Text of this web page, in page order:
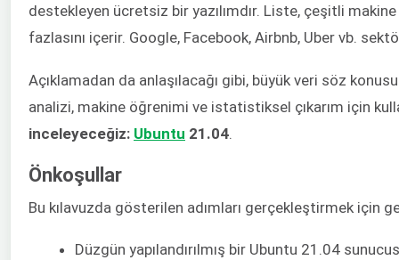
destekleyen ücretsiz bir yazılımdır. Liste, çeşitli
fazlasını içerir. Google, Facebook, Airbnb, Uber vb.
Açıklamadan da anlaşılacağı gibi, büyük veri söz
analizi, makine öğrenimi ve istatistiksel çıkarım için
inceleyeceğiz: Ubuntu 21.04.
Önkoşullar
Bu kılavuzda gösterilen adımları gerçekleştirmek için
Düzgün yapılandırılmış bir Ubuntu 21.04